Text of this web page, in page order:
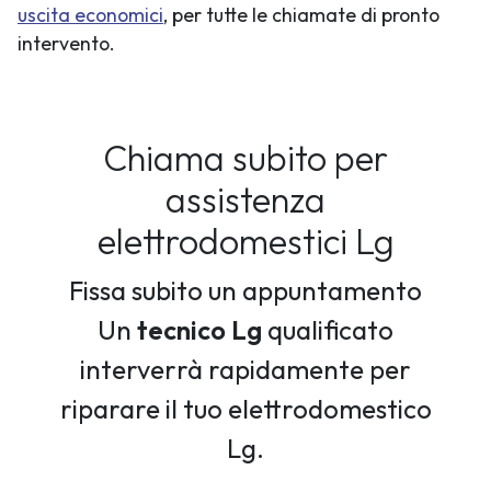
uscita economici, per tutte le chiamate di pronto
intervento.
Chiama subito per
assistenza
elettrodomestici Lg
Fissa subito un appuntamento
Un tecnico Lg qualificato
interverrà rapidamente per
riparare il tuo elettrodomestico
Lg.